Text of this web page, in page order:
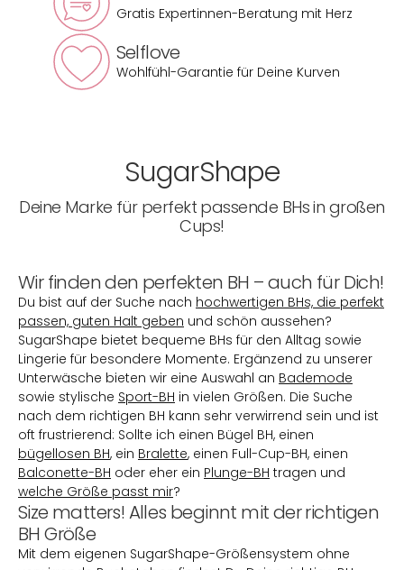
Gratis Expertinnen-Beratung mit Herz
Selflove
Wohlfühl-Garantie für Deine Kurven
SugarShape
Deine Marke für perfekt passende BHs in großen
Cups!
Wir finden den perfekten BH – auch für Dich!
Du bist auf der Suche nach hochwertigen BHs, die perfekt
passen, guten Halt geben und schön aussehen?
SugarShape bietet bequeme BHs für den Alltag sowie
Lingerie für besondere Momente. Ergänzend zu unserer
Unterwäsche bieten wir eine Auswahl an Bademode
sowie stylische Sport-BH in vielen Größen. Die Suche
nach dem richtigen BH kann sehr verwirrend sein und ist
oft frustrierend: Sollte ich einen Bügel BH, einen
bügellosen BH, ein Bralette, einen Full-Cup-BH, einen
Balconette-BH oder eher ein Plunge-BH tragen und
welche Größe passt mir?
Size matters! Alles beginnt mit der richtigen
BH Größe
Mit dem eigenen SugarShape-Größensystem ohne